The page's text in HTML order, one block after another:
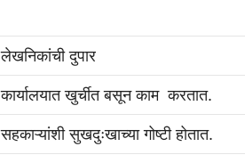
लेखनिकांची दुपार
कार्यालयात खुर्चीत बसून काम करतात.
सहकाऱ्यांशी सुखदुःखाच्या गोष्टी होतात.